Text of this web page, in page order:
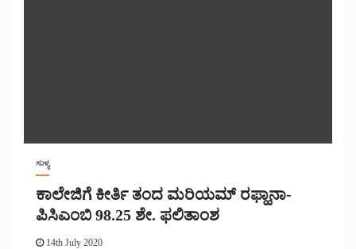
ಸುಳ್ಯ
ಕಾಲೇಜಿಗೆ ಕೀರ್ತಿ ತಂದ ಮರಿಯಮ್ ರಫ್ಹಾನಾ-
ಪಿಸಿಎಂಬಿ 98.25 ಶೇ. ಫಲಿತಾಂಶ
14th July 2020